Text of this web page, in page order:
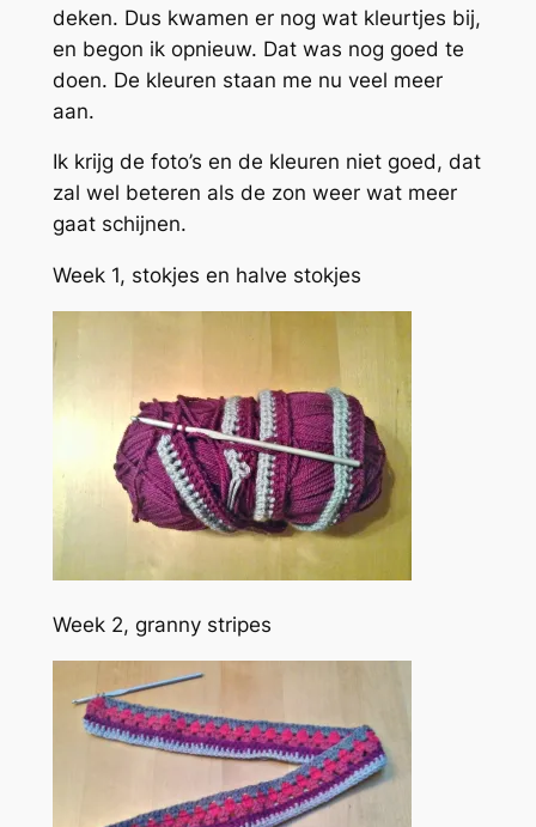
deken. Dus kwamen er nog wat kleurtjes bij,
en begon ik opnieuw. Dat was nog goed te
doen. De kleuren staan me nu veel meer
aan.
Ik krijg de foto’s en de kleuren niet goed, dat
zal wel beteren als de zon weer wat meer
gaat schijnen.
Week 1, stokjes en halve stokjes
Week 2, granny stripes